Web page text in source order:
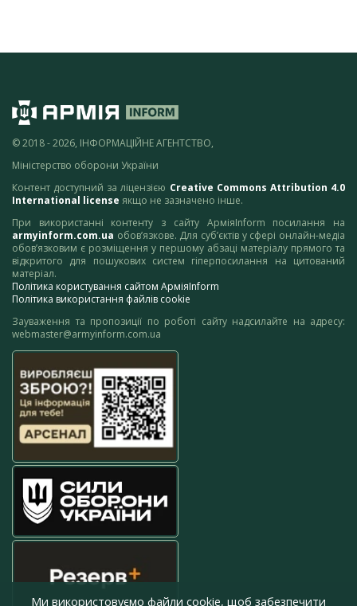
© 2018 - 2026, ІНФОРМАЦІЙНЕ АГЕНТСТВО,
Міністерство оборони України
Контент доступний за ліцензією Creative Commons Attribution 4.0
International license якщо не зазначено інше.
При використанні контенту з сайту АрміяInform посилання на
armyinform.com.ua обов’язкове. Для суб’єктів у сфері онлайн-медіа
обов’язковим є розміщення у першому абзаці матеріалу прямого та
відкритого для пошукових систем гіперпосилання на цитований
матеріал.
Політика користування сайтом АрміяInform
Політика використання файлів cookie
Зауваження та пропозиції по роботі сайту надсилайте на адресу:
webmaster@armyinform.com.ua
Ми використовуємо файли cookie, щоб забезпечити